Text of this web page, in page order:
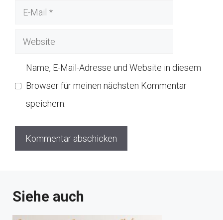
Website
Name, E-Mail-Adresse und Website in diesem
Browser für meinen nächsten Kommentar
speichern.
Siehe auch